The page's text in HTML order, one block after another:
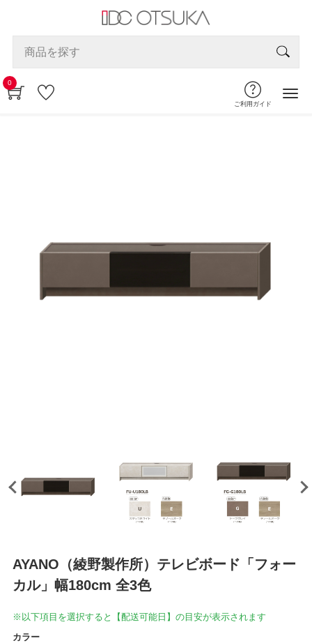
0
ご利用ガイド
AYANO（綾野製作所）テレビボード「フォー
カル」幅180cm 全3色
※以下項目を選択すると【配送可能日】の目安が表示されます
カラー